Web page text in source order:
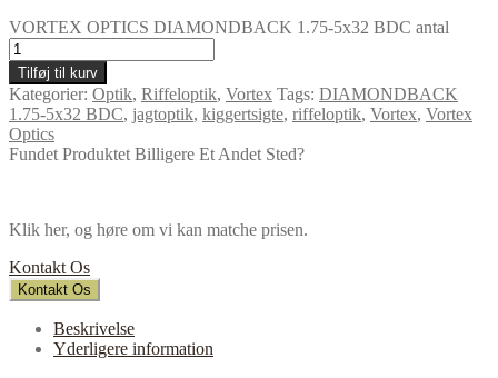
VORTEX OPTICS DIAMONDBACK 1.75-5x32 BDC antal
Tilføj til kurv
Kategorier: Optik, Riffeloptik, Vortex Tags: DIAMONDBACK
1.75-5x32 BDC, jagtoptik, kiggertsigte, riffeloptik, Vortex, Vortex
Optics
Fundet Produktet Billigere Et Andet Sted?
Klik her, og høre om vi kan matche prisen.
Kontakt Os
Kontakt Os
Beskrivelse
Yderligere information